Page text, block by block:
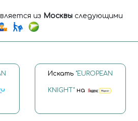
из Москвы следующими
Искать "EUROPEAN
KNIGHT" на